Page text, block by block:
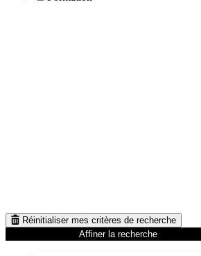
Réinitialiser mes critères de recherche
Affiner la recherche